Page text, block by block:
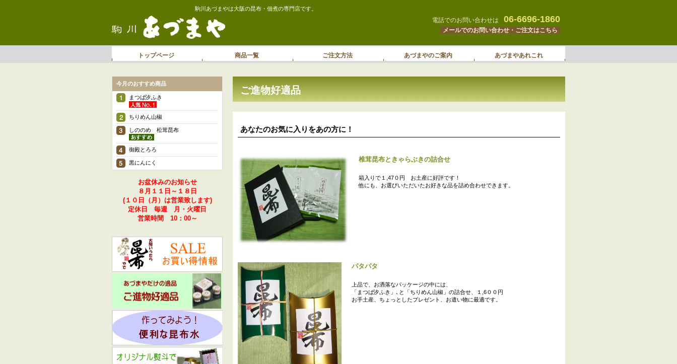
駒川あづまやは大阪の昆布・佃煮の専門店です。
電話でのお問い合わせは 06-6696-1860
メールでのお問い合わせ・ご注文はこちら
ご進物好適品
あなたのお気に入りをあの方に！
椎茸昆布ときゃらぶきの詰合せ
箱入りで１,47０円 お土産に好評です！
他にも、お選びいただいたお好きな品を詰め合わせできます。
パタパタ
上品で、お洒落なパッケージの中には、
「まつば汐ふき」､と「ちりめん山椒」の詰合せ、１,6００円
お手土産、ちょっとしたプレゼント、お遣い物に最適です。
トップページ 商品一覧 ご注文方法 あづまやのご案内 あづまやあれこれ
今月のおすすめ商品
まつば汐ふき
ちりめん山椒
しののめ 松茸昆布
御殿とろろ
黒にんにく
お盆休みのお知らせ
８月１１日～１８日
(１０日（月）は営業致します)
定休日 毎週 月・火曜日
営業時間 10：00～